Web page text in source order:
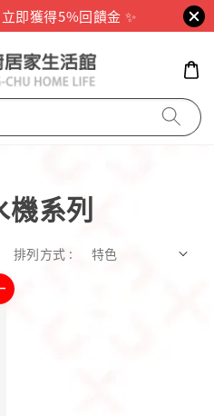
即獲得5%回饋金 ✨
機系列
排列方式 :